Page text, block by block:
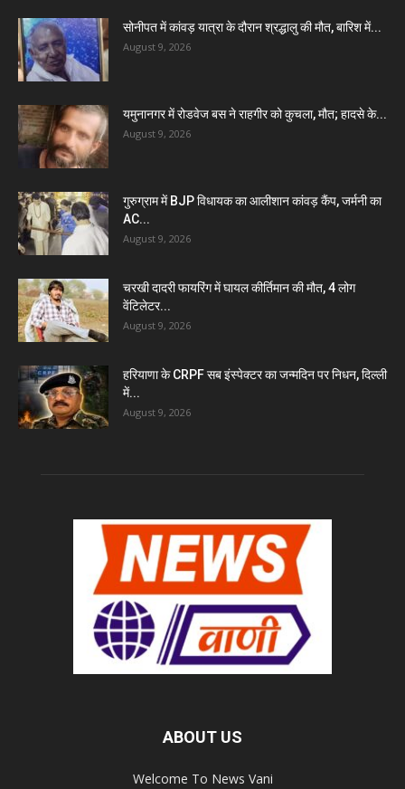
सोनीपत में कांवड़ यात्रा के दौरान श्रद्धालु की मौत, बारिश में...
August 9, 2026
यमुनानगर में रोडवेज बस ने राहगीर को कुचला, मौत; हादसे के...
August 9, 2026
गुरुग्राम में BJP विधायक का आलीशान कांवड़ कैंप, जर्मनी का
AC...
August 9, 2026
चरखी दादरी फायरिंग में घायल कीर्तिमान की मौत, 4 लोग
वेंटिलेटर...
August 9, 2026
हरियाणा के CRPF सब इंस्पेक्टर का जन्मदिन पर निधन, दिल्ली
में...
August 9, 2026
ABOUT US
Welcome To News Vani